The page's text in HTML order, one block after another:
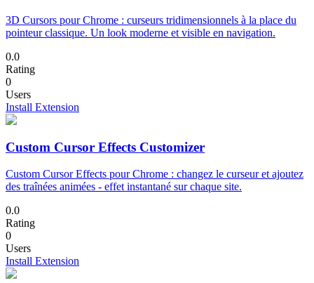
3D Cursors pour Chrome : curseurs tridimensionnels à la place du
pointeur classique. Un look moderne et visible en navigation.
0.0
Rating
0
Users
Install Extension
Custom Cursor Effects Customizer
Custom Cursor Effects pour Chrome : changez le curseur et ajoutez
des traînées animées - effet instantané sur chaque site.
0.0
Rating
0
Users
Install Extension